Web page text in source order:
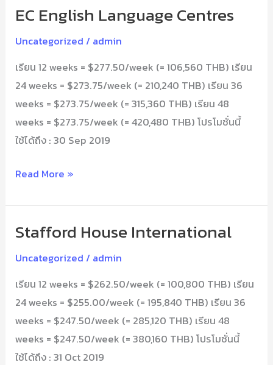
EC English Language Centres
Uncategorized / admin
เรียน 12 weeks = $277.50/week (= 106,560 THB) เรียน
24 weeks = $273.75/week (= 210,240 THB) เรียน 36
weeks = $273.75/week (= 315,360 THB) เรียน 48
weeks = $273.75/week (= 420,480 THB) โปรโมชั่นนี้
ใช้ได้ถึง : 30 Sep 2019
EC
Language
Centres
Read More »
Stafford House International
Uncategorized / admin
เรียน 12 weeks = $262.50/week (= 100,800 THB) เรียน
24 weeks = $255.00/week (= 195,840 THB) เรียน 36
weeks = $247.50/week (= 285,120 THB) เรียน 48
weeks = $247.50/week (= 380,160 THB) โปรโมชั่นนี้
ใช้ได้ถึง : 31 Oct 2019
Stafford
International